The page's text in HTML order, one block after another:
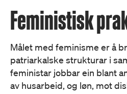
Feministisk
Målet med feminisme er å
patriarkalske strukturar i
feministar jobbar ein blant
av husarbeid, og løn, mot